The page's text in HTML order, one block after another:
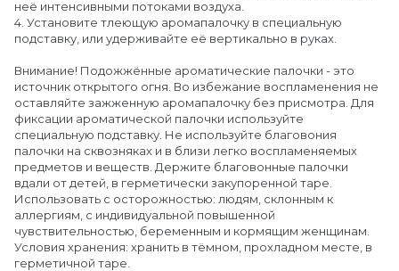
неё интенсивными потоками воздуха.
4. Установите тлеющую аромапалочку в специальную
подставку, или удерживайте её вертикально в руках.
Внимание! Подожжённые ароматические палочки - это
источник открытого огня. Во избежание воспламенения не
оставляйте зажженную аромапалочку без присмотра. Для
фиксации ароматической палочки используйте
специальную подставку. Не используйте благовония
палочки на сквозняках и в близи легко воспламеняемых
предметов и веществ. Держите благовонные палочки
вдали от детей, в герметически закупоренной таре.
Использовать с осторожностью: людям, склонным к
аллергиям, с индивидуальной повышенной
чувствительностью, беременным и кормящим женщинам.
Условия хранения: хранить в тёмном, прохладном месте, в
герметичной таре.